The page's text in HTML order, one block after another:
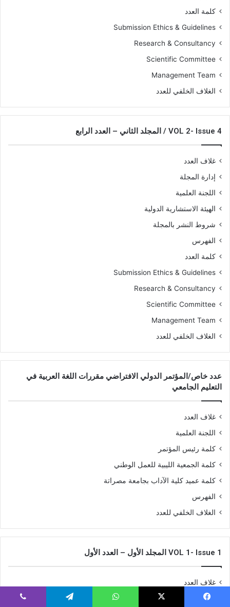
كلمة العدد
Submission Ethics & Guidelines
Research & Consultancy
Scientific Committee
Management Team
الغلاف الخلفي للعدد
VOL 2- Issue 4 / المجلد الثاني – العدد الرابع
غلاف العدد
إدارة المجلة
اللجنة العلمية
الهيئة الاستشارية الدولية
شروط النشر بالمجلة
الفهرس
كلمة العدد
Submission Ethics & Guidelines
Research & Consultancy
Scientific Committee
Management Team
الغلاف الخلفي للعدد
عدد خاص/المؤتمر الدولي الافتراضي مقررات اللغة العربية في
التعليم الجامعي
غلاف العدد
اللجنة العلمية
كلمة رئيس المؤتمر
كلمة الجمعية الليبية للعمل الوطني
كلمة عميد كلية الآداب بجامعة مصراتة
الفهرس
الغلاف الخلفي للعدد
VOL 1- Issue 1 المجلد الأول – العدد الأول
غلاف العدد
إدارة المجلة